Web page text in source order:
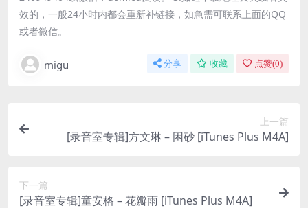
效的，一般24小时内都会重新补链接，如急需可联系上面的QQ
或者微信。
migu 分享 收藏 点赞(0)
上一篇
[录音室专辑]方文琳 – 困砂 [iTunes Plus M4A]
下一篇
[录音室专辑]童安格 – 花瓣雨 [iTunes Plus M4A]